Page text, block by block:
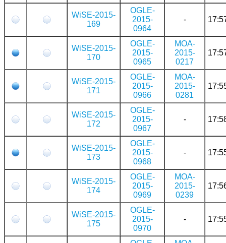
WiSE-2015-
169
OGLE-
2015-
0964
-
WiSE-2015-
170
OGLE-
2015-
0965
MOA-
2015-
0217
WiSE-2015-
171
OGLE-
2015-
0966
MOA-
2015-
0281
WiSE-2015-
172
OGLE-
2015-
0967
-
WiSE-2015-
173
OGLE-
2015-
0968
-
WiSE-2015-
174
OGLE-
2015-
0969
MOA-
2015-
0239
WiSE-2015-
175
OGLE-
2015-
0970
-